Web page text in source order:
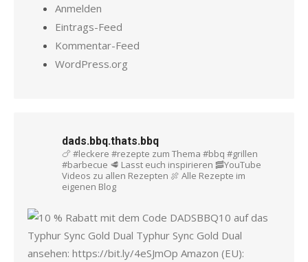
Anmelden
Eintrags-Feed
Kommentar-Feed
WordPress.org
dads.bbq.thats.bbq
🍗 #leckere #rezepte zum Thema #bbq #grillen
#barbecue 🥩 Lasst euch inspirieren 🥓YouTube
Videos zu allen Rezepten 🍖 Alle Rezepte im
eigenen Blog